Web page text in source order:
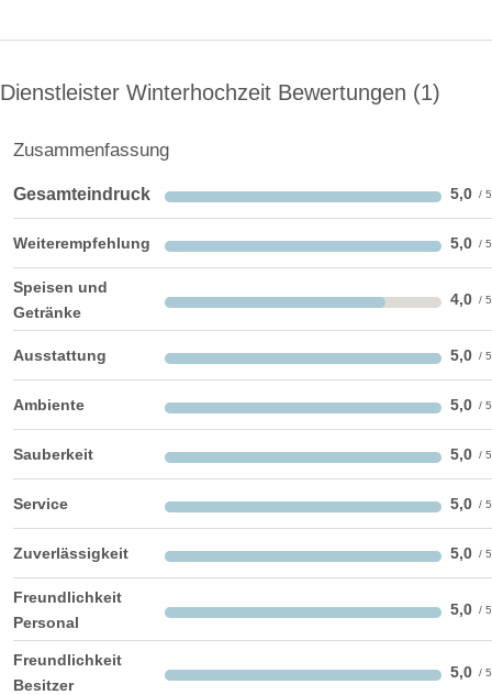
Dienstleister Winterhochzeit Bewertungen 1
Zusammenfassung
Gesamteindruck 5,0
Weiterempfehlung 5,0
Speisen und
Getränke
4,0
Ausstattung 5,0
Ambiente 5,0
Sauberkeit 5,0
Service 5,0
Zuverlässigkeit 5,0
Freundlichkeit
Personal
5,0
Freundlichkeit
Besitzer
5,0